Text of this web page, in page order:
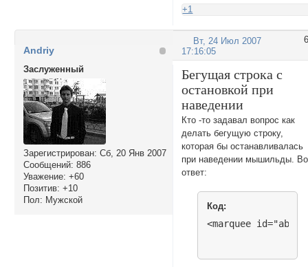
+1
6
Вт, 24 Июл 2007
17:16:05
Andriy
Заслуженный
Зарегистрирован: Сб, 20 Янв 2007
Сообщений: 886
Уважение: +60
Позитив: +10
Пол: Мужской
Бегущая строка с
остановкой при
наведении
Кто -то задавал вопрос как
делать бегущую строку,
которая бы останавливалась
при наведении мышильды.
ответ:
Код:
<marquee